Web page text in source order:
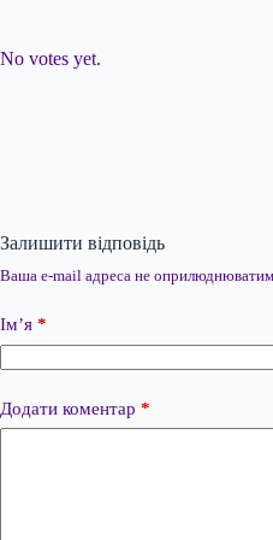
No votes yet.
Залишити відповідь
Ваша e-mail адреса не
Ім’я *
Додати коментар *